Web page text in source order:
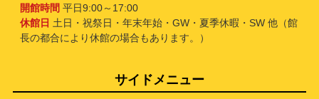
開館時間 平日9:00～17:00
休館日 土日・祝祭日・年末年始・GW・夏季休暇・SW 他（館
長の都合により休館の場合もあります。）
サイドメニュー